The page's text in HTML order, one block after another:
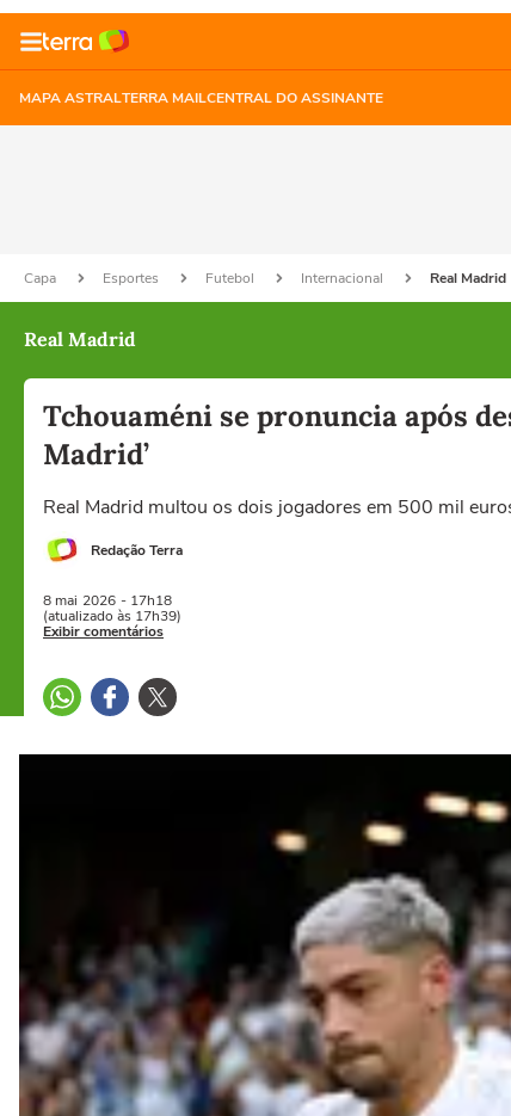
MAPA ASTRALTERRA MAILCENTRAL DO ASSINANTE
Capa Esportes Futebol Internacional Real Madrid
Real Madrid
Tchouaméni se pronuncia após
Madrid’
Real Madrid multou os dois jogadores em 500 mil
Redação Terra
8 mai 2026 - 17h18
(atualizado às 17h39)
Exibir comentários